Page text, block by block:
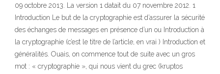
09 octobre 2013. La version 1 datait du 07 novembre 2012. 1
Introduction Le but de la cryptographie est d’assurer la sécurité
des échanges de messages en présence d’un ou Introduction à
la cryptographie (c’est le titre de l’article, en vrai ) Introduction et
généralités. Ouais, on commence tout de suite avec un gros
mot : « cryptographie », qui nous vient du grec (kruptos